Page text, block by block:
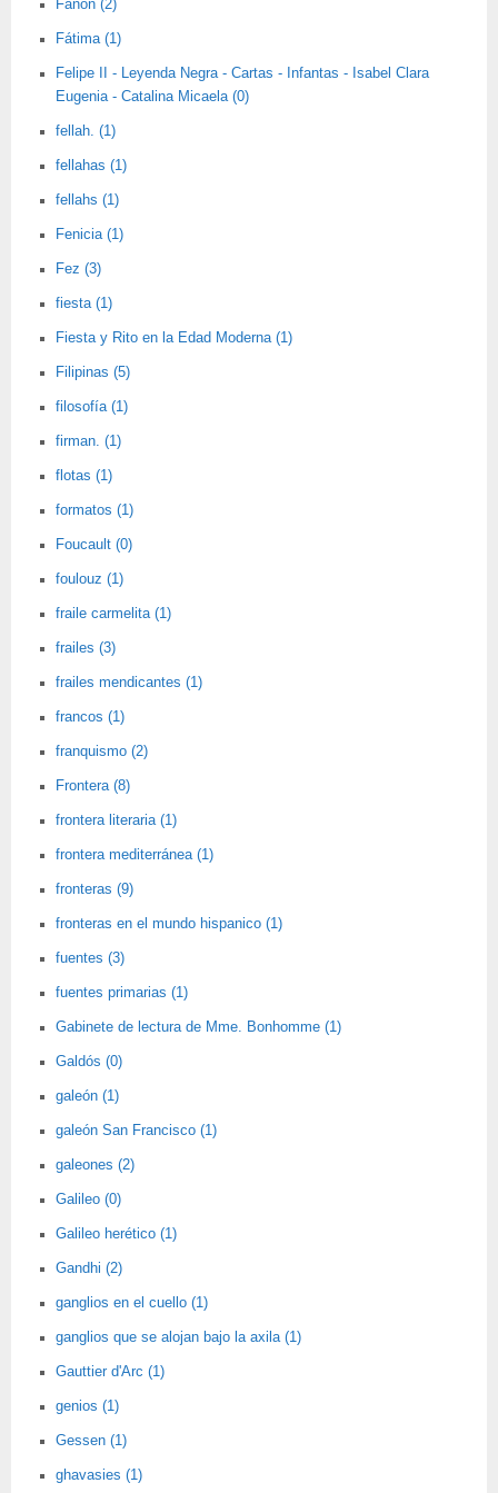
Fanon (2)
Fátima (1)
Felipe II - Leyenda Negra - Cartas - Infantas - Isabel Clara
Eugenia - Catalina Micaela (0)
fellah. (1)
fellahas (1)
fellahs (1)
Fenicia (1)
Fez (3)
fiesta (1)
Fiesta y Rito en la Edad Moderna (1)
Filipinas (5)
filosofía (1)
firman. (1)
flotas (1)
formatos (1)
Foucault (0)
foulouz (1)
fraile carmelita (1)
frailes (3)
frailes mendicantes (1)
francos (1)
franquismo (2)
Frontera (8)
frontera literaria (1)
frontera mediterránea (1)
fronteras (9)
fronteras en el mundo hispanico (1)
fuentes (3)
fuentes primarias (1)
Gabinete de lectura de Mme. Bonhomme (1)
Galdós (0)
galeón (1)
galeón San Francisco (1)
galeones (2)
Galileo (0)
Galileo herético (1)
Gandhi (2)
ganglios en el cuello (1)
ganglios que se alojan bajo la axila (1)
Gauttier d'Arc (1)
genios (1)
Gessen (1)
ghavasies (1)